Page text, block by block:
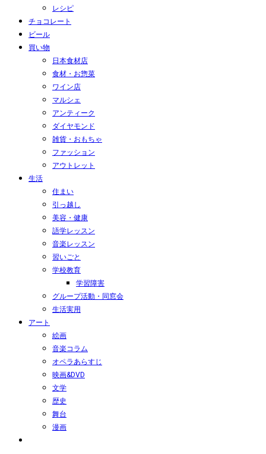
レシピ
チョコレート
ビール
買い物
日本食材店
食材・お惣菜
ワイン店
マルシェ
アンティーク
ダイヤモンド
雑貨・おもちゃ
ファッション
アウトレット
生活
住まい
引っ越し
美容・健康
語学レッスン
音楽レッスン
習いごと
学校教育
学習障害
グループ活動・同窓会
生活実用
アート
絵画
音楽コラム
オペラあらすじ
映画&DVD
文学
歴史
舞台
漫画